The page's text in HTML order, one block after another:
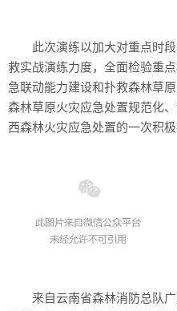
此次演练以加大对重点时
救实战演练力度，全面检验重
急联动能力建设和扑救森林草
森林草原火灾应急处置规范化
西森林火灾应急处置的一次积极
来自云南省森林消防总队